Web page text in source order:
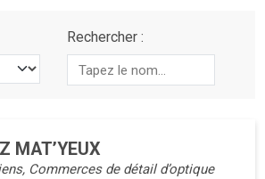
Rechercher :
MAT’YEUX
Commerces de détail d’optique